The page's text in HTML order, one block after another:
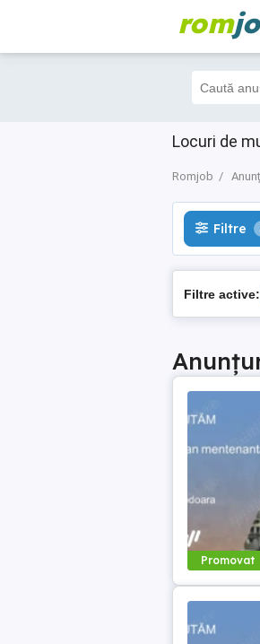
rom
Locuri de
Romjob
Filtre 3
Filtre
Filtre active:
Promovat